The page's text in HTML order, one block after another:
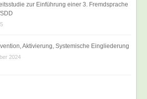
zur Einführung einer 3. Fremdsprache
Aktivierung, Systemische Eingliederung
2024